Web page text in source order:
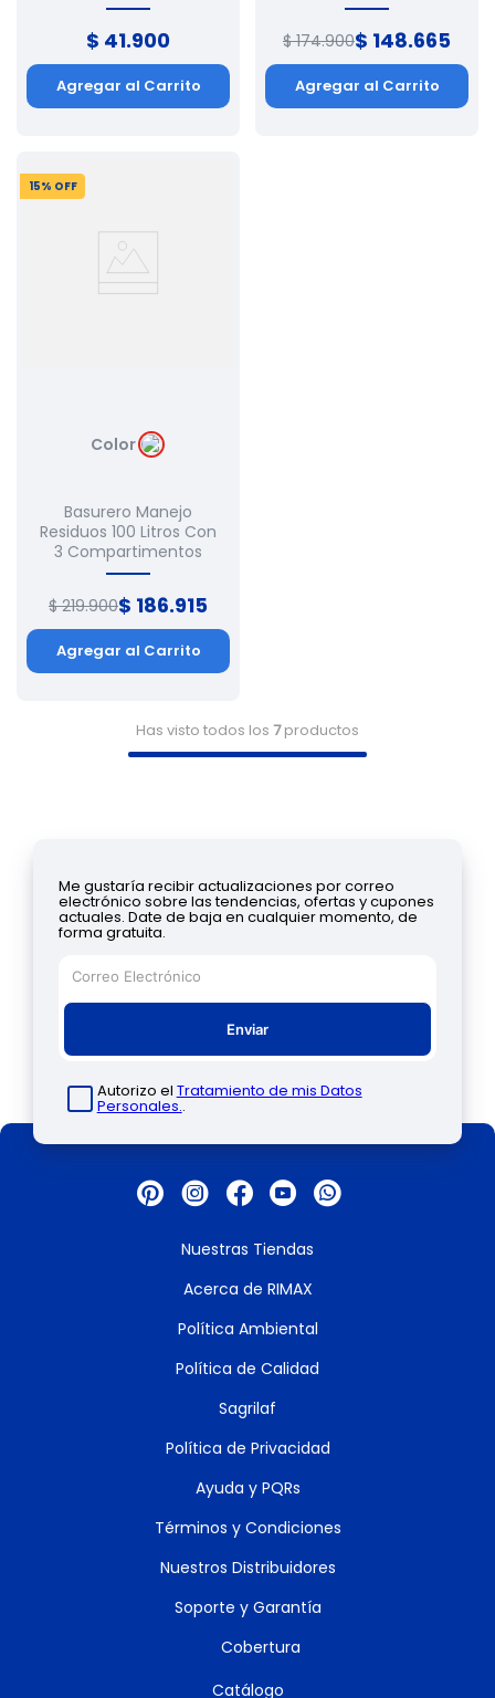
$ 41.900
Agregar al Carrito
$ 174.900$ 148.665
Agregar al Carrito
15% OFF
Color
Basurero Manejo
Residuos 100 Litros Con
3 Compartimentos
$ 219.900$ 186.915
Agregar al Carrito
Has visto todos los 7productos
Me gustaría recibir actualizaciones por correo
electrónico sobre las tendencias, ofertas y cupones
actuales. Date de baja en cualquier momento, de
forma gratuita.
Enviar
Autorizo el Tratamiento de mis Datos
Personales..
Nuestras Tiendas
Acerca de RIMAX
Política Ambiental
Política de Calidad
Sagrilaf
Política de Privacidad
Ayuda y PQRs
Términos y Condiciones
Nuestros Distribuidores
Soporte y Garantía
Cobertura
Catálogo